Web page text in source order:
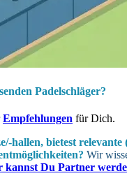
Padelschläger?
Empfehlungen für Dich.
hallen, bietest relevante
Wir
kannst Du Partner